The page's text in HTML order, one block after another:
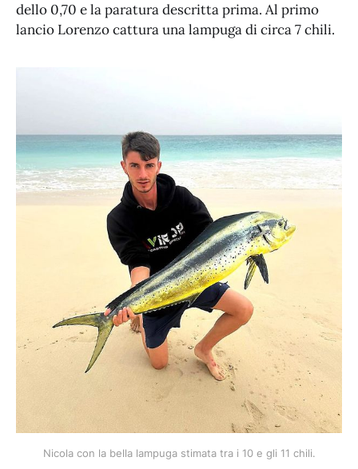
dello 0,70 e la paratura descritta prima. Al primo
lancio Lorenzo cattura una lampuga di circa 7 chili.
Nicola con la bella lampuga stimata tra i 10 e gli 11 chili.